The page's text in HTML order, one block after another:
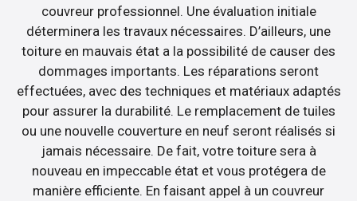
couvreur professionnel. Une évaluation initiale
déterminera les travaux nécessaires. D’ailleurs, une
toiture en mauvais état a la possibilité de causer des
dommages importants. Les réparations seront
effectuées, avec des techniques et matériaux adaptés
pour assurer la durabilité. Le remplacement de tuiles
ou une nouvelle couverture en neuf seront réalisés si
jamais nécessaire. De fait, votre toiture sera à
nouveau en impeccable état et vous protégera de
manière efficiente. En faisant appel à un couvreur